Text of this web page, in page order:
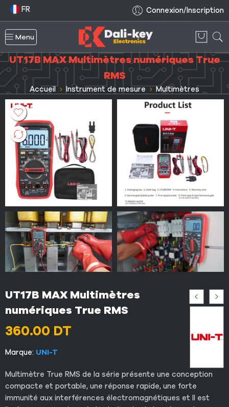
FR Connexion/Inscription
Menu
UT17B MAX Multimètres numériques True
RMS
Accueil Instrument de mesure Multimètres
UT17B MAX Multimètres
numériques True RMS
360.00 DT
Marque: UNI-T
Multimètre True RMS de la série présente une conception
compacte et portable, une réponse rapide, une forte
immunité aux interférences électromagnétiques et Il est